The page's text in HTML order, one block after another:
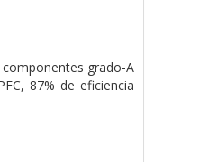
grado-A
87% de eficiencia